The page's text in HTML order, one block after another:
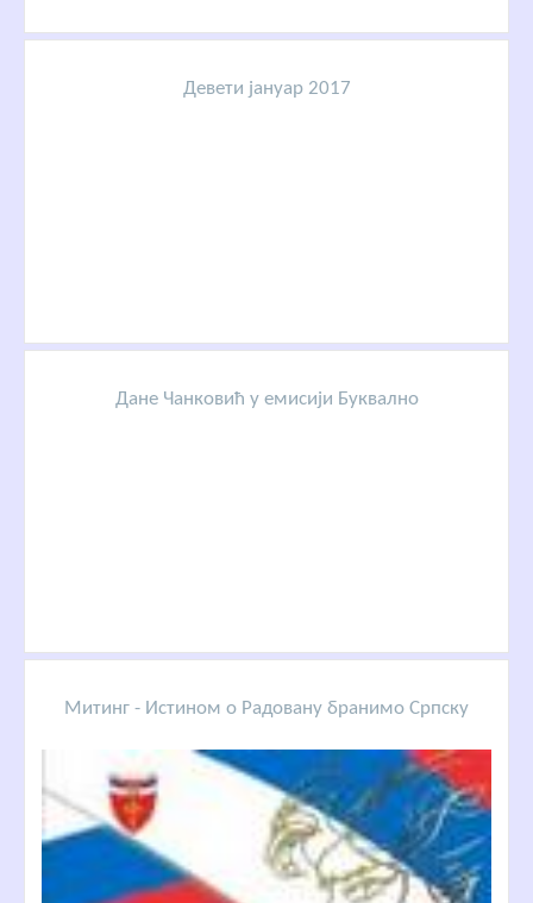
Девети јануар 2017
Дане Чанковић у емисији Буквално
Митинг - Истином о Радовану бранимо Српску